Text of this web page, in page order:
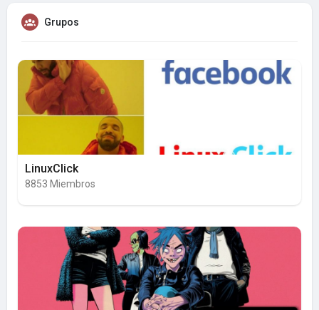
Grupos
LinuxClick
8853 Miembros